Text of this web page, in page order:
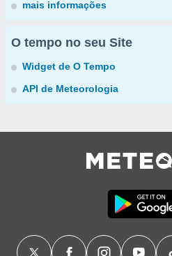
mais informações
O tempo no seu Site
Widget de O Tempo
API de Meteorologia